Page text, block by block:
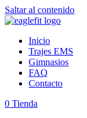
Saltar al contenido
Inicio
Trajes EMS
Gimnasios
FAQ
Contacto
0 Tienda